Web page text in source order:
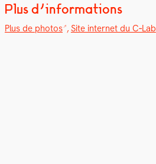
Plus d’informations
Plus de pho­tos , Site inter­net du C‑Lab